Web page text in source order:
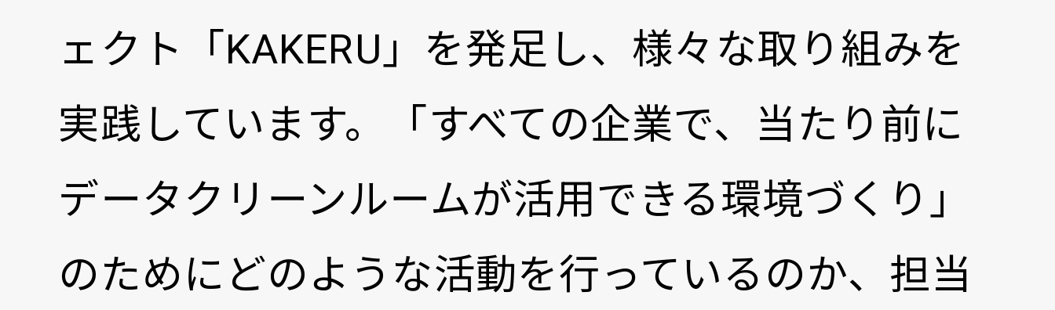
ェクト「KAKERU」を発足し、様々な取り組みを
実践しています。「すべての企業で、当たり前に
データクリーンルームが活用できる環境づくり」
のためにどのような活動を行っているのか、担当